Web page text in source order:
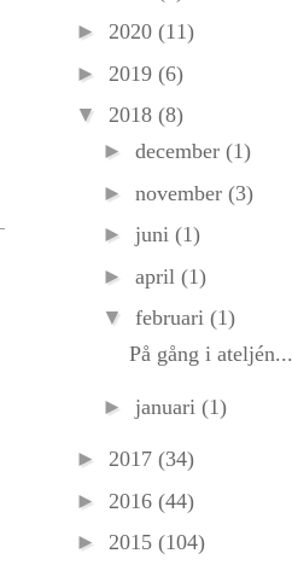
► 2020 (11)
► 2019 (6)
▼ 2018 (8)
► december (1)
► november (3)
► juni (1)
► april (1)
▼ februari (1)
På gång i ateljén...
► januari (1)
► 2017 (34)
► 2016 (44)
► 2015 (104)